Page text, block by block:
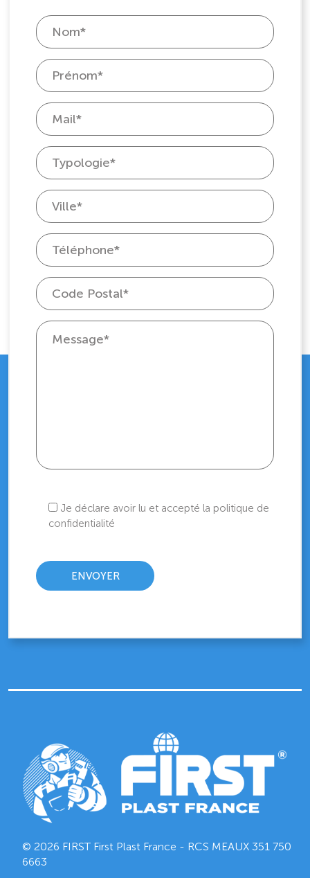
Je déclare avoir lu et accepté la politique de
confidentialité
© 2026 FIRST First Plast France - RCS MEAUX 351 750
6663